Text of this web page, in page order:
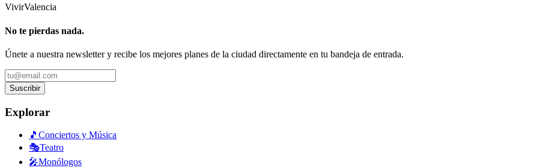
VivirValencia
No te pierdas nada.
Únete a nuestra newsletter y recibe los mejores planes de la ciudad directamente en tu bandeja de entrada.
Suscribir
Explorar
🎵 Conciertos y Música
🎭Teatro
🎤Monólogos